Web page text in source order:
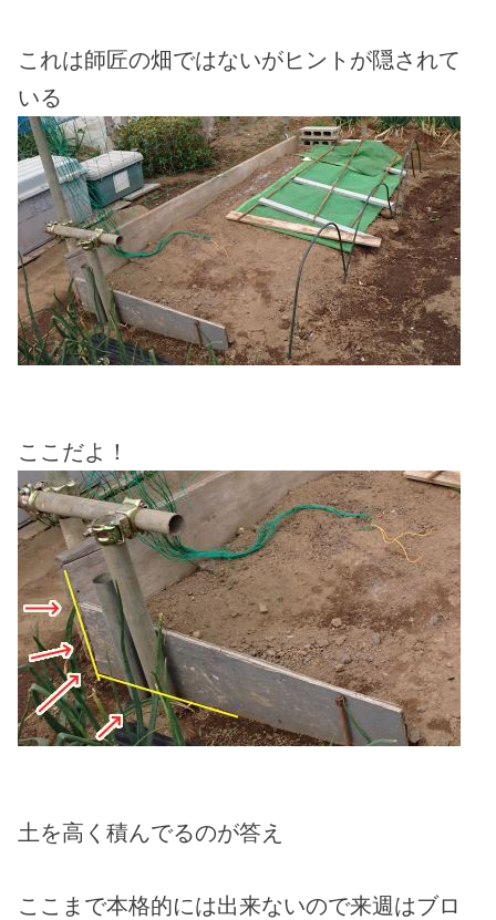
これは師匠の畑ではないがヒントが隠されて
いる
ここだよ！
土を高く積んでるのが答え
ここまで本格的には出来ないので来週はブロ